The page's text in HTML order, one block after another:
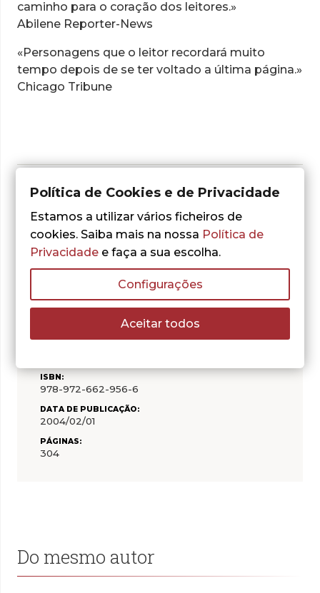
CARACTERÍSTICAS
ISBN:
978-972-662-956-6
DATA DE PUBLICAÇÃO:
2004/02/01
PÁGINAS:
304
caminho para o coração dos leitores.»
Abilene Reporter-News
«Personagens que o leitor recordará muito
tempo depois de se ter voltado a última página.»
Chicago Tribune
Adicionar aos Favoritos
Do mesmo autor
Política de Cookies e de Privacidade
Estamos a utilizar vários ficheiros de
cookies. Saiba mais na nossa Política de
Privacidade e faça a sua escolha.
Configurações
Aceitar todos